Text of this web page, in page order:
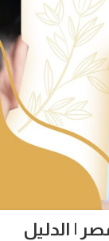
مصر | الدليل